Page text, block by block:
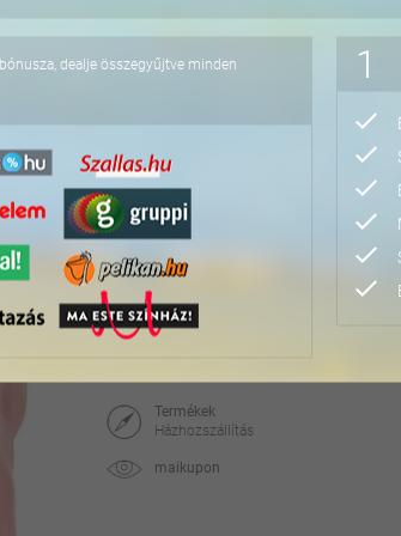
dealje összegyűjtve minden 1
Monitorszűrős
Nulla dioptriás lencsével, teljes UVA/UVB/
Spectrum Optika
1111 Bp., Karinthy Frigyes u. 30. vagy
maikupon
13.990 Ft
Callous Clear szett
Termékek
Házhozszállítás
maikupon